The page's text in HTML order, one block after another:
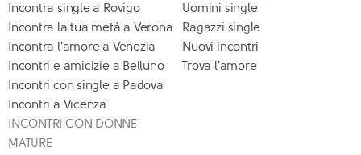
Incontra single a Rovigo
Incontra la tua metà a Verona
Incontra l'amore a Venezia
Incontri e amicizie a Belluno
Incontri con single a Padova
Incontri a Vicenza
Uomini single
Ragazzi single
Nuovi incontri
Trova l'amore
INCONTRI CON DONNE
MATURE